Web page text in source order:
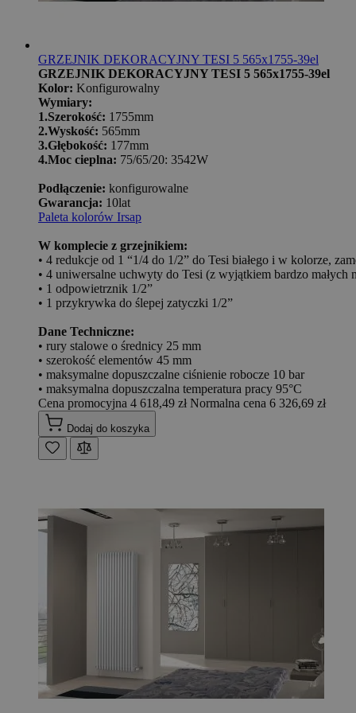
GRZEJNIK DEKORACYJNY TESI 5 565x1755-39el
GRZEJNIK DEKORACYJNY TESI 5 565x1755-39el
Kolor: Konfigurowalny
Wymiary:
1.Szerokość: 1755mm
2.Wyskość: 565mm
3.Głębokość: 177mm
4.Moc cieplna: 75/65/20: 3542W
Podłączenie: konfigurowalne
Gwarancja: 10lat
Paleta kolorów Irsap
W komplecie z grzejnikiem:
• 4 redukcje od 1 “1/4 do 1/2” do Tesi białego i w kolorze,
• 4 uniwersalne uchwyty do Tesi (z wyjątkiem bardzo małych
• 1 odpowietrznik 1/2”
• 1 przykrywka do ślepej zatyczki 1/2”
Dane Techniczne:
• rury stalowe o średnicy 25 mm
• szerokość elementów 45 mm
• maksymalne dopuszczalne ciśnienie robocze 10 bar
• maksymalna dopuszczalna temperatura pracy 95°C
Cena promocyjna 4 618,49 zł Normalna cena 6 326,69 zł
Dodaj do koszyka